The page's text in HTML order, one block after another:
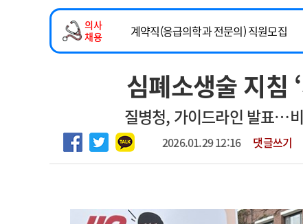
인포메이션 행정처분 판례
회사소개 법적고지
의사
채용
계약직(응급의학과 전문의) 직원모집
하반기 전공의(레지던트1년차) 모집
2026년 하반기 인턴 모집
마취통증의학과 임기제 임상의사 채용
심폐소생술 지침
질병청, 가이드라인 발표…
2026.01.29 12:16 댓글쓰기